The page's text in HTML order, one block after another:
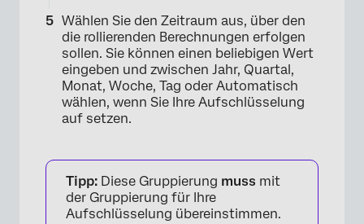
Wählen Sie den Zeitraum aus, über den
die rollierenden Berechnungen erfolgen
sollen. Sie können einen beliebigen Wert
eingeben und zwischen Jahr, Quartal,
Monat, Woche, Tag oder Automatisch
wählen, wenn Sie Ihre Aufschlüsselung
auf setzen.
Tipp: Diese Gruppierung muss mit
der Gruppierung für Ihre
Aufschlüsselung übereinstimmen.